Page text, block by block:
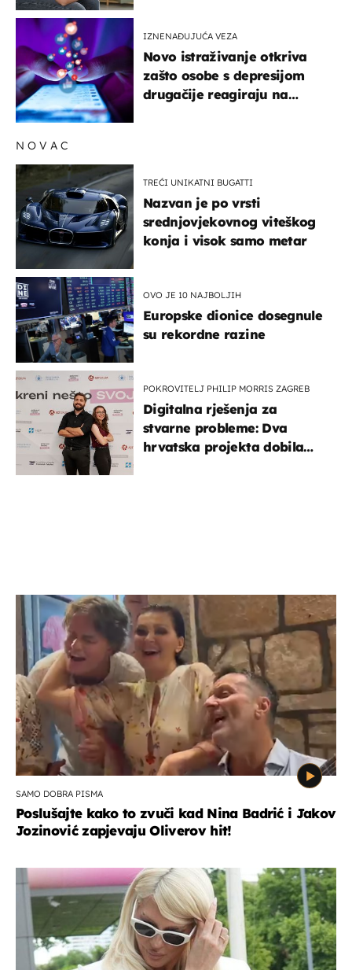
IZNENAĐUJUĆA VEZA
Novo istraživanje otkriva
zašto osobe s depresijom
drugačije reagiraju na
NOVAC
TREĆI UNIKATNI BUGATTI
Nazvan je po vrsti
srednjovjekovnog viteškog
konja i visok samo metar
OVO JE 10 NAJBOLJIH
Europske dionice dosegnule
su rekordne razine
POKROVITELJ PHILIP MORRIS ZAGREB
Digitalna rješenja za
stvarne probleme: Dva
hrvatska projekta dobila
SAMO DOBRA PISMA
Poslušajte kako to zvuči kad Nina Badrić i Jakov
Jozinović zapjevaju Oliverov hit!